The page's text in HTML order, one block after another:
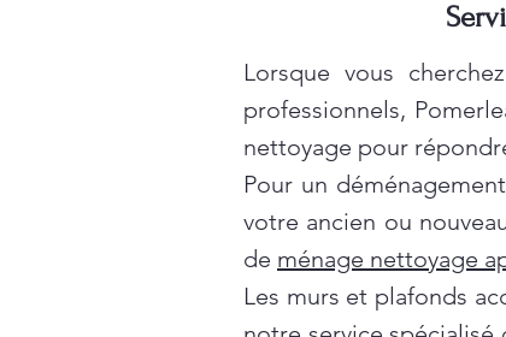
Lorsque vous
professionnels,
nettoyage pour
Pour un
votre ancien ou
de ménage nettoyage
Les murs et plafonds